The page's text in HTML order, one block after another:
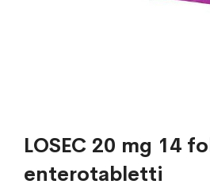
LOSEC 20 mg 14
enterotabletti